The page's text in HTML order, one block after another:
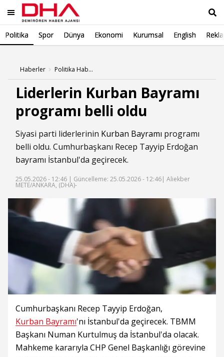
Politika Spor Dünya Ekonomi Kurumsal English
Haberler Politika Haberleri
Liderlerin Kurban Bayramı
programı belli oldu
Siyasi parti liderlerinin Kurban Bayramı programı
belli oldu. Cumhurbaşkanı Recep Tayyip Erdoğan
bayramı İstanbul'da geçirecek.
25.05.2026 - 12:46 | Güncelleme: 25.05.2026 - 12:46| Aliekber
METE/ANKARA, (DHA)-
Cumhurbaşkanı Recep Tayyip Erdoğan,
Kurban Bayramı'nı İstanbul'da geçirecek. TBMM
Başkanı Numan Kurtulmuş da İstanbul'da olacak.
Mahkeme kararıyla CHP Genel Başkanlığı görevine